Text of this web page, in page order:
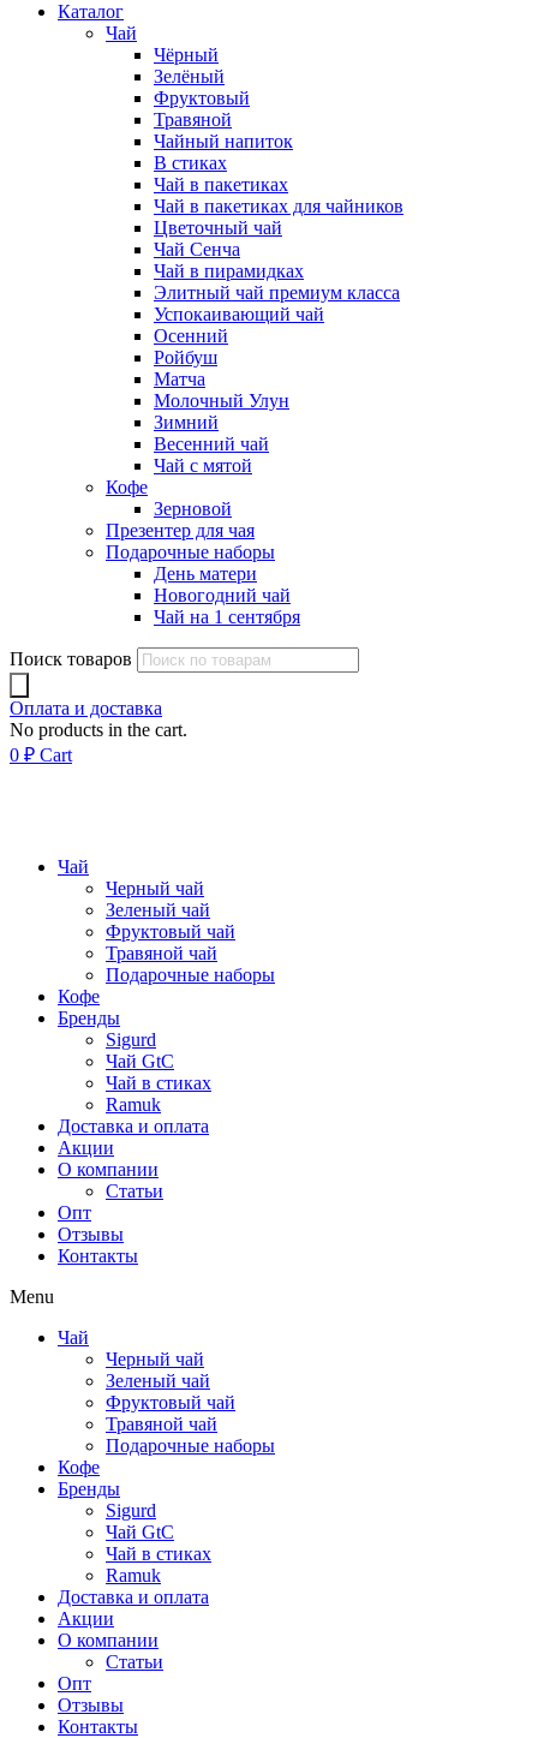
Каталог
Чай
Чёрный
Зелёный
Фруктовый
Травяной
Чайный напиток
В стиках
Чай в пакетиках
Чай в пакетиках для чайников
Цветочный чай
Чай Сенча
Чай в пирамидках
Элитный чай премиум класса
Успокаивающий чай
Осенний
Ройбуш
Матча
Молочный Улун
Зимний
Весенний чай
Чай с мятой
Кофе
Зерновой
Презентер для чая
Подарочные наборы
День матери
Новогодний чай
Чай на 1 сентября
Поиск товаров
Оплата и доставка
No products in the cart.
0 ₽ Cart
Чай
Черный чай
Зеленый чай
Фруктовый чай
Травяной чай
Подарочные наборы
Кофе
Бренды
Sigurd
Чай GtC
Чай в стиках
Ramuk
Доставка и оплата
Акции
О компании
Статьи
Опт
Отзывы
Контакты
Menu
Чай
Черный чай
Зеленый чай
Фруктовый чай
Травяной чай
Подарочные наборы
Кофе
Бренды
Sigurd
Чай GtC
Чай в стиках
Ramuk
Доставка и оплата
Акции
О компании
Статьи
Опт
Отзывы
Контакты